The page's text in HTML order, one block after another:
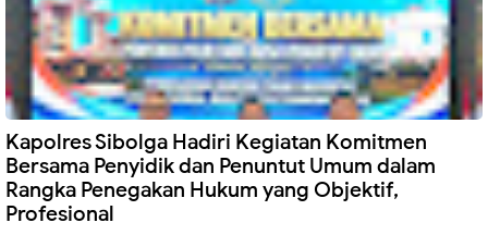
Kapolres Sibolga Hadiri Kegiatan Komitmen
Bersama Penyidik dan Penuntut Umum dalam
Rangka Penegakan Hukum yang Objektif,
Profesional